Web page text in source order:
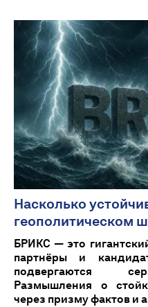
Насколько
геополитическом
БРИКС — это
партнёры и
подвергаются
Размышления о
через призму фактов и